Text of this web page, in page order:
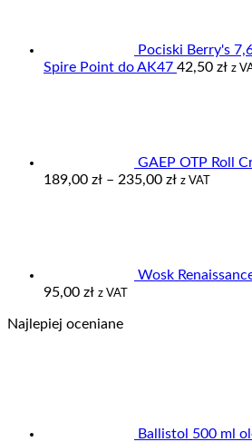
Pociski Berry's
Spire Point do AK47 42,50 zł z
GAEP OTP Roll
189,00 zł – 235,00 złZakres
z VAT
Wosk
95,00 złZakres
od
z VAT
Najlepiej oceniane
Ballistol 500 ml